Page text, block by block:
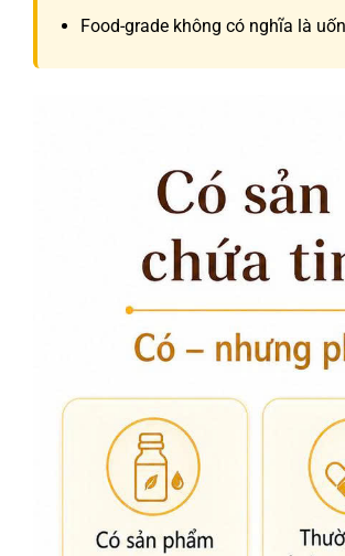
Food-grade không có nghĩa là